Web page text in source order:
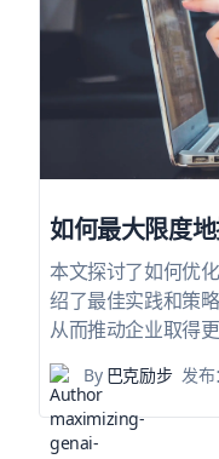
如何最大限度
本文探讨了如何优
绍了最佳实践和策
从而推动企业取得
By巴克励步 发布：